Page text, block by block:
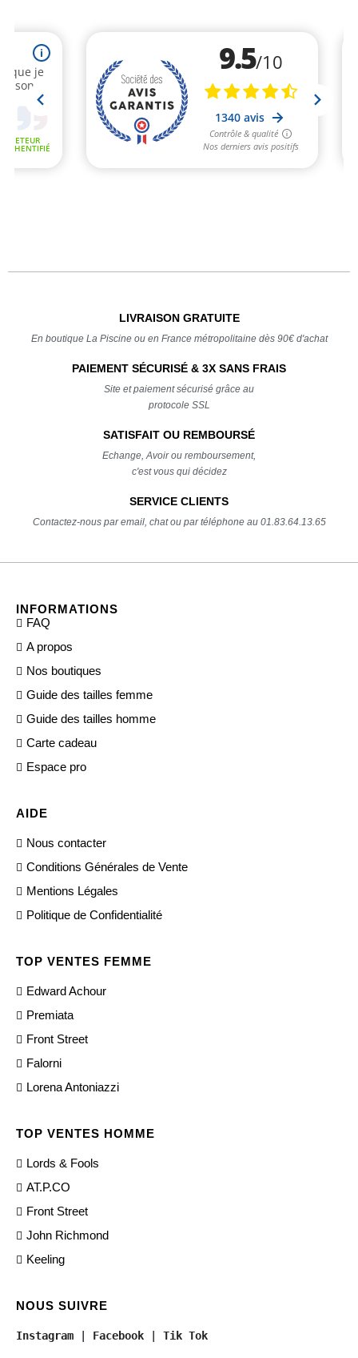
LIVRAISON GRATUITE
En boutique La Piscine ou en France métropolitaine dès 90€ d'achat
PAIEMENT SÉCURISÉ & 3X SANS FRAIS
Site et paiement sécurisé grâce au
protocole SSL
SATISFAIT OU REMBOURSÉ
Echange, Avoir ou remboursement,
c'est vous qui décidez
SERVICE CLIENTS
Contactez-nous par email, chat ou par téléphone au 01.83.64.13.65
INFORMATIONS
FAQ
A propos
Nos boutiques
Guide des tailles femme
Guide des tailles homme
Carte cadeau
Espace pro
AIDE
Nous contacter
Conditions Générales de Vente
Mentions Légales
Politique de Confidentialité
TOP VENTES FEMME
Edward Achour
Premiata
Front Street
Falorni
Lorena Antoniazzi
TOP VENTES HOMME
Lords & Fools
AT.P.CO
Front Street
John Richmond
Keeling
NOUS SUIVRE
Instagram | Facebook | Tik Tok